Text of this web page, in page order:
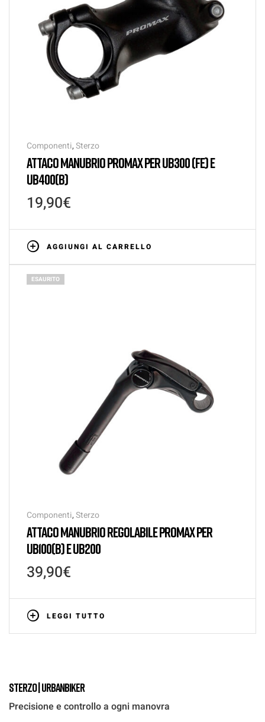
Componenti,Sterzo
ATTACO MANUBRIO PROMAX PER UB300 (FE) E
UB400(B)
19,90€
AGGIUNGI AL CARRELLO
ESAURITO
Componenti,Sterzo
ATTACO MANUBRIO REGOLABILE PROMAX PER
UB100(B) E UB200
39,90€
LEGGI TUTTO
Sterzo | UrbanBiker
Precisione e controllo a ogni manovra